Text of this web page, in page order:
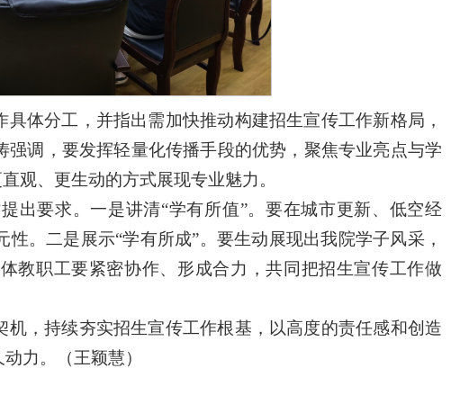
体分工，并指出需加快推动构建招生宣传工作新格局，
调，要发挥轻量化传播手段的优势，聚焦专业亮点与学
观、更生动的方式展现专业魅力。
出要求。一是讲清“学有所值”。要在城市更新、低空经
。二是展示“学有所成”。要生动展现出我院学子风采，
教职工要紧密协作、形成合力，共同把招生宣传工作做
，持续夯实招生宣传工作根基，以高度的责任感和创造
力。（王颖慧）